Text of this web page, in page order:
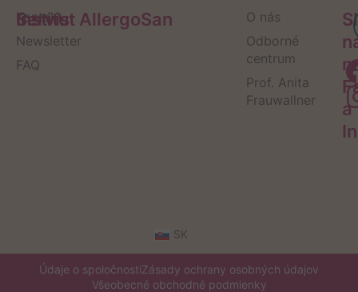
Servis
Kontakt
Newsletter
FAQ
Institut AllergoSan
O nás
Odborné
centrum
Prof. Anita
Frauwallner
a
SK
Údaje o spoločnostiZásady ochrany osobných údajov
Všeobecné obchodné podmienky